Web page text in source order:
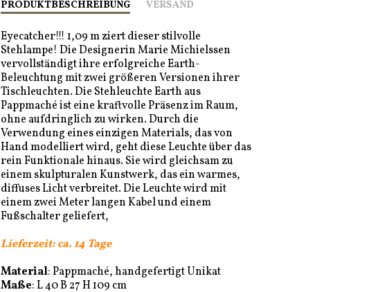
PRODUKTBESCHREIBUNG VERSAND
Eyecatcher!!! 1,09 m ziert dieser stilvolle
Stehlampe! Die Designerin Marie Michielssen
vervollständigt ihre erfolgreiche Earth-
Beleuchtung mit zwei größeren Versionen ihrer
Tischleuchten.Die Stehleuchte Earth aus
Pappmaché ist eine kraftvolle Präsenz im Raum,
ohne aufdringlich zu wirken. Durch die
Verwendung eines einzigen Materials, das von
Hand modelliert wird, geht diese Leuchte über das
rein Funktionale hinaus. Sie wird gleichsam zu
einem skulpturalen Kunstwerk, das ein warmes,
diffuses Licht verbreitet. Die Leuchte wird mit
einem zwei Meter langen Kabel und einem
Fußschalter geliefert,
Lieferzeit: ca. 14 Tage
Material: Pappmaché, handgefertigt Unikat
Maße:L 40 B 27 H 109 cm